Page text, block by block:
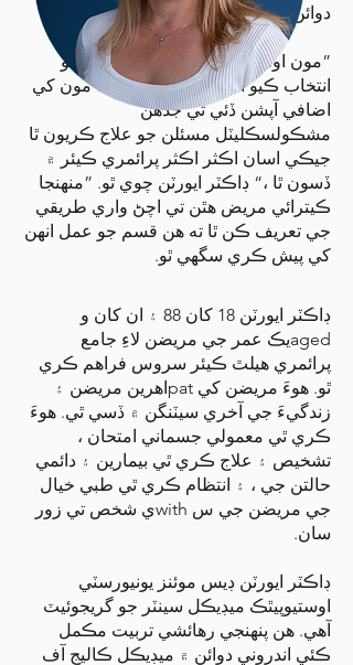
دوائن جي.
”مون اوستيوپيٿڪ دوائن جي تربيت جو
انتخاب ڪيو آهي becauseو ته اها مون کي
اضافي آپشن ڏئي ٿي جڏهن
مشڪولسڪليٽل مسئلن جو علاج ڪريون ٿا
جيڪي اسان اڪثر اڪثر پرائمري ڪيئر ۾
ڏسون ٿا ،“ ڊاڪٽر ايورٽن چوي ٿو. ”منهنجا
ڪيترائي مريض هٿن تي اچڻ واري طريقي
جي تعريف ڪن ٿا ته هن قسم جو عمل انهن
کي پيش ڪري سگهي ٿو.
ڊاڪٽر ايورٽن 18 کان 88 ۽ ان کان و
agedيڪ عمر جي مريضن لاءِ جامع
پرائمري هيلٿ ڪيئر سروس فراهم ڪري
ٿو. هوءَ مريضن کي patاهرين مريضن ۽
زندگيءَ جي آخري سيٽنگن ۾ ڏسي ٿي. هوءَ
ڪري ٿي معمولي جسماني امتحان ،
تشخيص ۽ علاج ڪري ٿي بيمارين ۽ دائمي
حالتن جي ، ۽ انتظام ڪري ٿي طبي خيال
جي مريضن جي س withي شخص تي زور
سان.
ڊاڪٽر ايورٽن ڊيس موئنز يونيورسٽي
اوستيوپيٿڪ ميڊيڪل سينٽر جو گريجوئيٽ
آھي. هن پنهنجي رهائشي تربيت مڪمل
ڪئي اندروني دوائن ۾ ميڊيڪل ڪاليج آف